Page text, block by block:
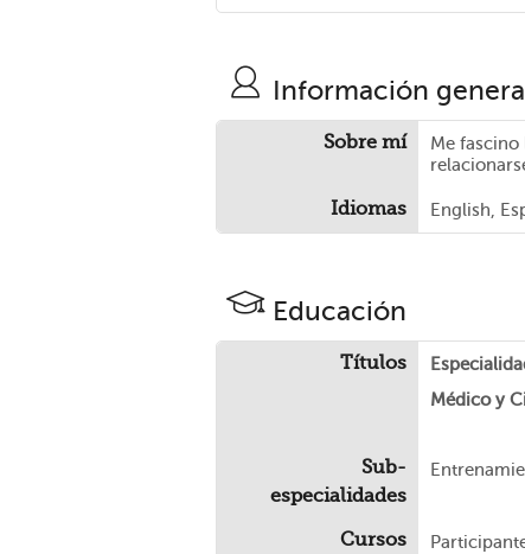
Información
Sobre mí
Me
Idiomas English,
Educación
Títulos
Médico y
Sub-
especialidades
Cursos